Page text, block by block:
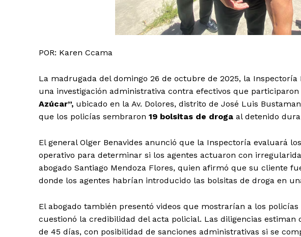
SUSCRIBETE
POR: Karen Ccama
La madrugada del domingo 26 de octubre de 2025, la Inspectoría
una investigación administrativa contra efectivos que
Azúcar”, ubicado en la Av. Dolores, distrito de José Luis
que los policías sembraron 19 bolsitas de droga al detenido
El general Olger Benavides anunció que la Inspectoría evaluará
operativo para determinar si los agentes actuaron con
abogado Santiago Mendoza Flores, quien afirmó que su cliente
donde los agentes habrían introducido las bolsitas de droga en
El abogado también presentó videos que mostrarían a los
cuestionó la credibilidad del acta policial. Las diligencias
de 45 días, con posibilidad de sanciones administrativas si se